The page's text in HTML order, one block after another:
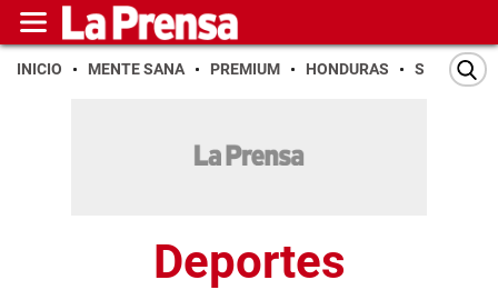
INICIO MENTE SANA PREMIUM HONDURAS SAN PEDRO
Deportes